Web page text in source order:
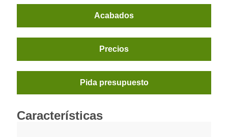
Acabados
Precios
Pida presupuesto
Características